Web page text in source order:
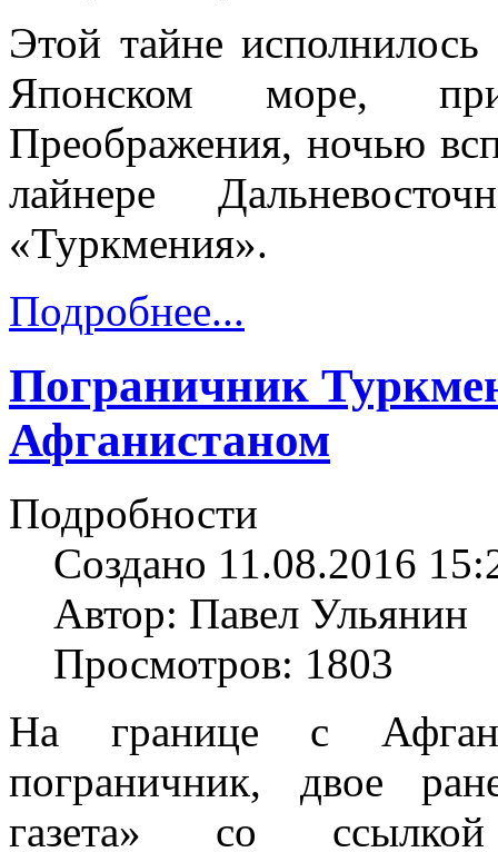
Этой тайне
Японском море,
Преображения, ночью
лайнере
«Туркмения».
Подробнее...
Пограничник
Афганистаном
Подробности
Создано 11.08.2016
Автор: Павел Ульянин
Просмотров: 1803
На границе с
пограничник, двое
газета» со